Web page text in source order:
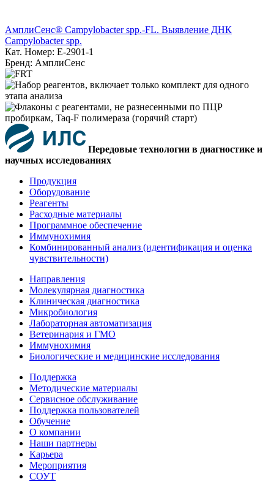
АмплиСенс® Campylobacter spp.-FL. Выявление ДНК
Campylobacter spp.
Кат. Номер: E-2901-1
Бренд: АмплиСенс
Передовые технологии в диагностике и
научных исследованиях
Продукция
Оборудование
Реагенты
Расходные материалы
Программное обеспечение
Иммунохимия
Комбинированный анализ (идентификация и оценка
чувствительности)
Направления
Молекулярная диагностика
Клиническая диагностика
Микробиология
Лабораторная автоматизация
Ветеринария и ГМО
Иммунохимия
Биологические и медицинские исследования
Поддержка
Методические материалы
Сервисное обслуживание
Поддержка пользователей
Обучение
О компании
Наши партнеры
Карьера
Мероприятия
СОУТ